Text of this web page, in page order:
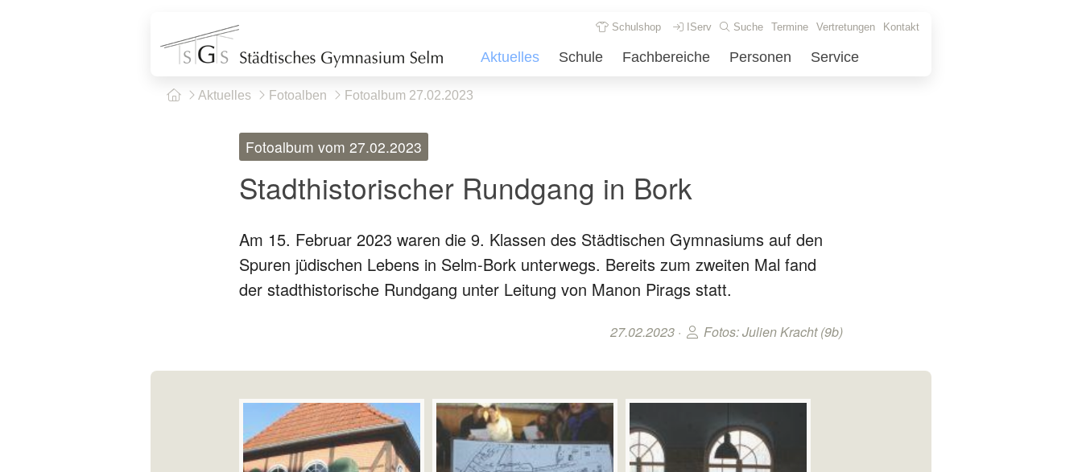
Schulshop IServ Suche Termine Vertretungen Kontakt
Aktuelles Schule Fachbereiche Personen Service
Aktuelles Fotoalben Fotoalbum 27.02.2023
Fotoalbum vom 27.02.2023
Stadthistorischer Rundgang in Bork
Am 15. Februar 2023 waren die 9. Klassen des Städtischen Gymnasiums auf den
Spuren jüdischen Lebens in Selm-Bork unterwegs. Bereits zum zweiten Mal fand
der stadthistorische Rundgang unter Leitung von Manon Pirags statt.
27.02.2023 · Fotos: Julien Kracht (9b)